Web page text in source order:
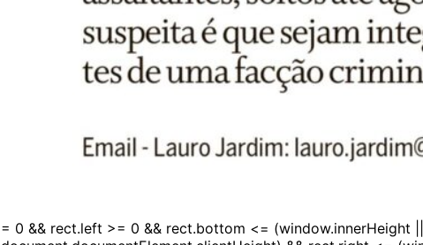
= 0 && rect.left >= 0 && rect.bottom <= (window.innerHeight ||